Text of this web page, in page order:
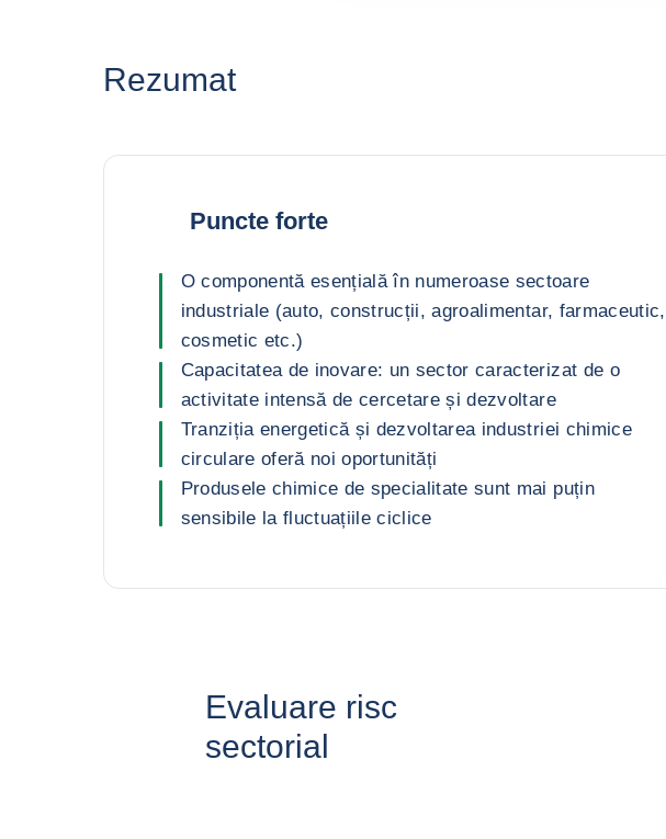
Rezumat
Puncte forte
O componentă esențială în numeroase sectoare
industriale (auto, construcții, agroalimentar, farmaceutic,
cosmetic etc.)
Capacitatea de inovare: un sector caracterizat de o
activitate intensă de cercetare și dezvoltare
Tranziția energetică și dezvoltarea industriei chimice
circulare oferă noi oportunități
Produsele chimice de specialitate sunt mai puțin
sensibile la fluctuațiile ciclice
Evaluare risc
sectorial